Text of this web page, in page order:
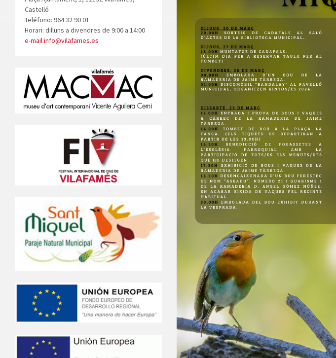
Castelló
Teléfono: 964 32 90 01
Horari: dilluns a divendres de 9:00 a 14:00
e-mail:info@vilafames.es